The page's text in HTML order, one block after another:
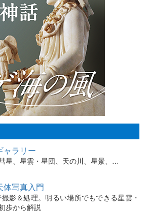
ャラリー
星、星雲・星団、天の川、星景、…
体写真入門
影＆処理。明るい場所でもできる星雲・
歩から解説